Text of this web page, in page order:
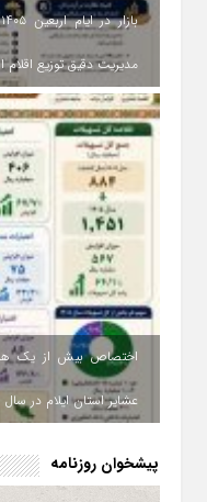
مدیریت دقیق توزیع
عشایر استان ایلام در سال ۱۴۰۵
پیشخوان روزنامه